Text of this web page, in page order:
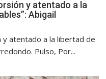
y atentado a la
Abigail
y atentado a la libertad de
Pulso, Por...